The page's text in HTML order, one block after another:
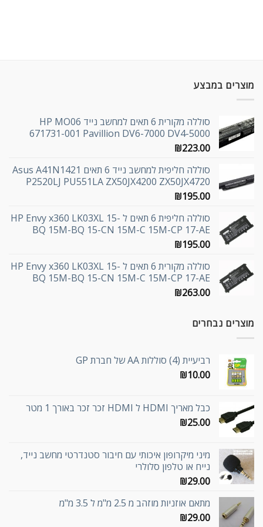
מוצרים במבצע
סוללה מקורית 6 תאים למחשב נייד HP MO06
671731-001 Pavillion DV6-7000 DV4-5000
₪223.00
סוללה חליפית למחשב נייד 6 תאים Asus A41N1421
P2520LJ PU551LA ZX50JX4200 ZX50JX4720
₪195.00
סוללה חליפית 6 תאים ל HP Envy x360 LK03XL 15-
BQ 15M-BQ 15-CN 15M-C 15M-CP 17-AE
₪195.00
סוללה מקורית 6 תאים ל HP Envy x360 LK03XL 15-
BQ 15M-BQ 15-CN 15M-C 15M-CP 17-AE
₪263.00
מוצרים נבחרים
רביעיית (4) סוללות AA של חברת GP
₪10.00
כבל מאריך HDMI ל HDMI זכר זכר באורך 1 מטר
₪25.00
מיני מיקרופון איכותי עם חיבור סטנדרטי מחשב נייד,
נייח או טלפון סלולרי
₪29.00
מתאם אוזניות מוזהב מ 2.5 מ"מ ל 3.5 מ"מ
₪29.00